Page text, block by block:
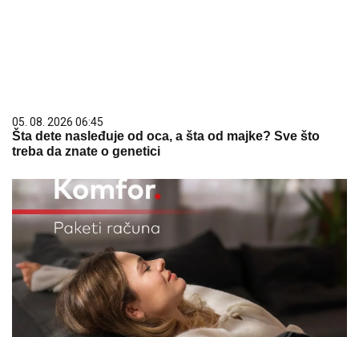
09. 07. 2026 09:20
Komfor po meri klijenata: nova linija paketa ALTA
banke